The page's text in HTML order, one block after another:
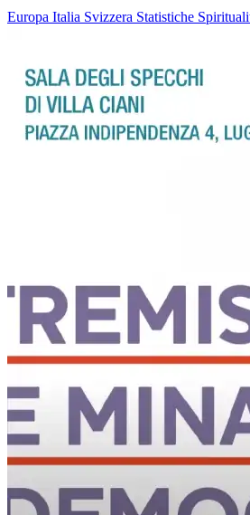
Europa Italia Svizzera Statistiche